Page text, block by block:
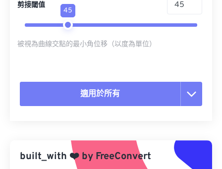
剪接閾值
45
被視為曲線交點的最小角位移（以度為單位）
適用於所有
另存為預設
built_with ❤️ by FreeConvert